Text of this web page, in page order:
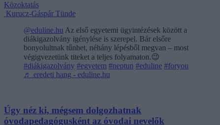
Közoktatás
Kurucz-Gáspár Tünde
@eduline.hu Az első egyetemi ügyintézések között a
diákigazolvány igénylése is szerepel. Bár elsőre
bonyolultnak tűnhet, néhány lépésből megvan – most
végigvezetünk titeket a teljes folyamaton.😉
#diákigazolvány #egyetem #neptun #eduline #foryou
♬ eredeti hang - eduline.hu
Úgy néz ki, mégsem dolgozhatnak
óvodapedagógusként az óvodai nevelők